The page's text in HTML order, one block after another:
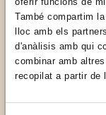
També compartim
lloc amb els
d'anàlisis amb qui
combinar amb
recopilat a partir de
A partir de la
la dinàmica
1908 fou un dels
Republicà,